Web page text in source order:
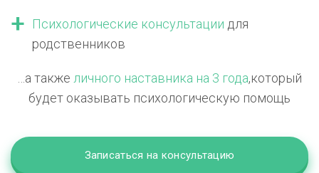
Психологические консультации для
родственников
…а также личного наставника на 3 года,который
будет оказывать психологическую помощь
Записаться на консультацию